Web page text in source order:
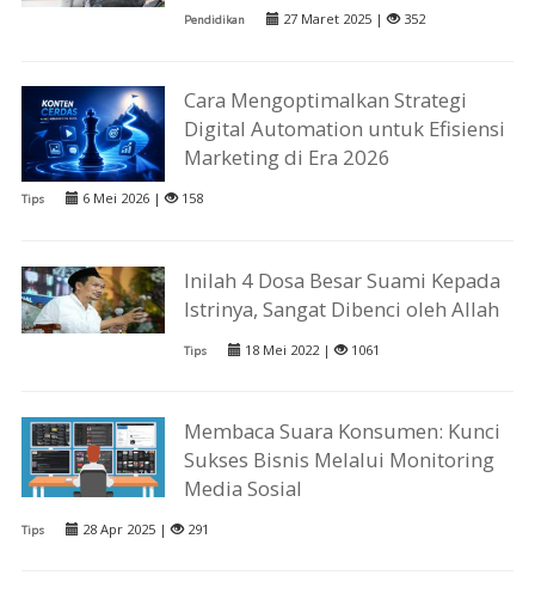
Pendidikan 27 Maret 2025 | 352
Cara Mengoptimalkan Strategi
Digital Automation untuk Efisiensi
Marketing di Era 2026
Tips 6 Mei 2026 | 158
Inilah 4 Dosa Besar Suami Kepada
Istrinya, Sangat Dibenci oleh Allah
Tips 18 Mei 2022 | 1061
Membaca Suara Konsumen: Kunci
Sukses Bisnis Melalui Monitoring
Media Sosial
Tips 28 Apr 2025 | 291